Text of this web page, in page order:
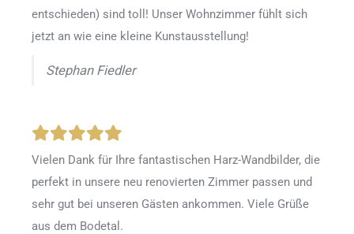
entschieden) sind toll! Unser Wohnzimmer fühlt sich
jetzt an wie eine kleine Kunstausstellung!
Stephan Fiedler
Vielen Dank für Ihre fantastischen Harz-Wandbilder, die
perfekt in unsere neu renovierten Zimmer passen und
sehr gut bei unseren Gästen ankommen. Viele Grüße
aus dem Bodetal.